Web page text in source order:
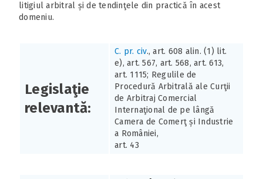
litigiul arbitral și de tendinţele din practică în acest
domeniu.
Legislaţie
relevantă:
C. pr. civ., art. 608 alin. (1) lit.
e), art. 567, art. 568, art. 613,
art. 1115; Regulile de
Procedură Arbitrală ale Curţii
de Arbitraj Comercial
Internaţional de pe lângă
Camera de Comerţ și Industrie
a României,
art. 43